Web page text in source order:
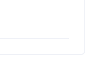
de sérénité,
surface